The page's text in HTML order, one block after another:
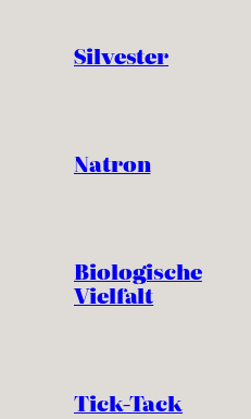
Silvester
Natron
Biologische
Vielfalt
Tick-Tack